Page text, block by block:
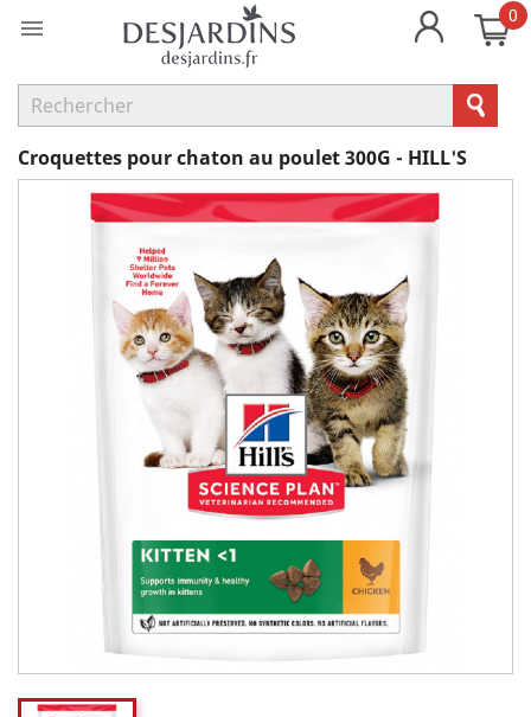
 0
Croquettes pour chaton au poulet 300G - HILL'S